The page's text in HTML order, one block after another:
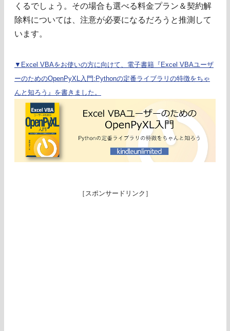
くるでしょう。その場合も選べる料金プラン＆契約解
除料については、注意が必要になるだろうと推測して
います。
▼Excel VBAをお使いの方に向けて、電子書籍『Excel VBAユーザ
ーのためのOpenPyXL入門:Pythonの定番ライブラリの特徴をちゃ
んと知ろう』を書きました。
［スポンサードリンク］